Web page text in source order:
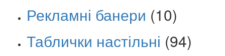
Рекламні банери (10)
Таблички настільні (94)